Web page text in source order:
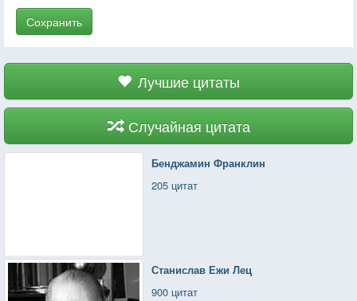
Сохранить
Лучшие цитаты
Случайная цитата
Бенджамин Франклин
205 цитат
Станислав Ежи Лец
900 цитат